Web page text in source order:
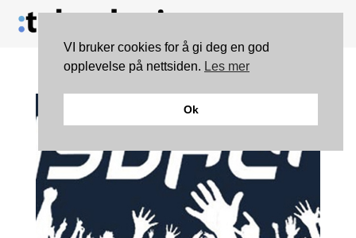
VI bruker cookies for å gi deg en god
opplevelse på nettsiden. Les mer
Ok